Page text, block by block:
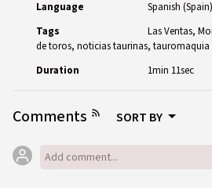
Language
Spanish (Spain)
Tags
Las Ventas
de toros noticias taurinas tauromaquia
Duration
1min 11sec
Comments SORT BY